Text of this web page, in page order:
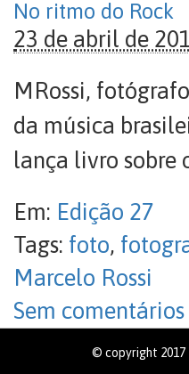
No ritmo do Rock
23 de abril de
MRossi,
da música
lança livro sobre
Em: Edição 27
Tags: foto,
Marcelo Rossi
Sem comentários
© copyright 2017